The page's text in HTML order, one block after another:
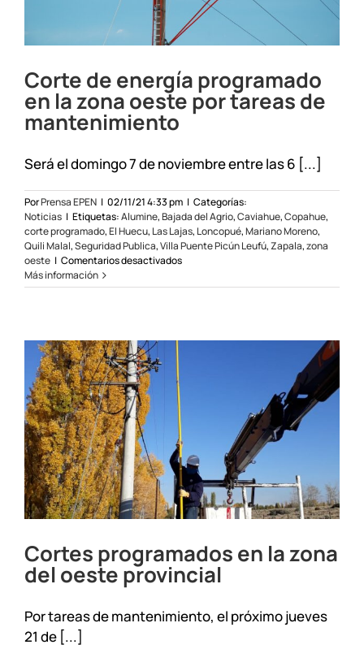
Corte de energía programado
en la zona oeste por tareas de
mantenimiento
Será el domingo 7 de noviembre entre las 6 [...]
PorPrensa EPEN | 02/11/21 4:33 pm | Categorías:
Noticias | Etiquetas:Alumine,Bajada del Agrio,Caviahue,Copahue,
corte programado,El Huecu, Las Lajas, Loncopué,Mariano Moreno,
Quili Malal,Seguridad Publica,Villa Puente Picún Leufú,Zapala,zona
oeste | Comentarios desactivadosen
de
oeste
de
mantenimiento
Más información
Cortes programados en la zona
del oeste provincial
Por tareas de mantenimiento, el próximo jueves
21 de [...]